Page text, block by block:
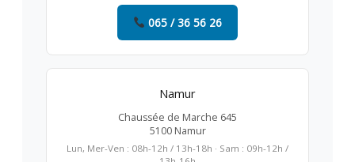
065 / 36 56 26
Namur
Chaussée de Marche 645
5100 Namur
Lun, Mer-Ven : 08h-12h / 13h-18h · Sam : 09h-12h /